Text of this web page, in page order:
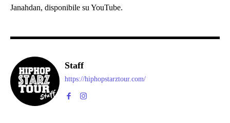
Janahdan, disponibile su YouTube.
Staff
https://hiphopstarztour.com/